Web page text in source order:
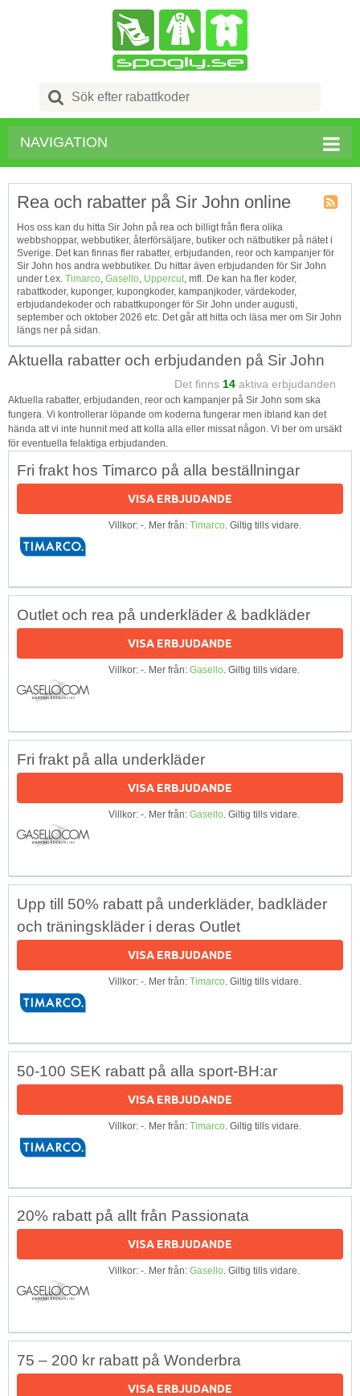
Search
for:
NAVIGATION
Tagg
RSS
Rea och rabatter på Sir John online
Hos oss kan du hitta Sir John på rea och billigt från flera olika
webbshoppar, webbutiker, återförsäljare, butiker och nätbutiker på nätet i
Sverige. Det kan finnas fler rabatter, erbjudanden, reor och kampanjer för
Sir John hos andra webbutiker. Du hittar även erbjudanden för Sir John
under t.ex. Timarco, Gasello, Uppercut, mfl. De kan ha fler koder,
rabattkoder, kuponger, kupongkoder, kampanjkoder, värdekoder,
erbjudandekoder och rabattkuponger för Sir John under augusti,
september och oktober 2026 etc. Det går att hitta och läsa mer om Sir John
längs ner på sidan.
Aktuella rabatter och erbjudanden på Sir John
Det finns 14 aktiva erbjudanden
Aktuella rabatter, erbjudanden, reor och kampanjer på Sir John som ska
fungera. Vi kontrollerar löpande om koderna fungerar men ibland kan det
hända att vi inte hunnit med att kolla alla eller missat någon. Vi ber om ursäkt
för eventuella felaktiga erbjudanden.
Fri frakt hos Timarco på alla beställningar
VISA ERBJUDANDE
Villkor: -. Mer från: Timarco. Giltig tills vidare.
Outlet och rea på underkläder & badkläder
VISA ERBJUDANDE
Villkor: -. Mer från: Gasello. Giltig tills vidare.
Fri frakt på alla underkläder
VISA ERBJUDANDE
Villkor: -. Mer från: Gasello. Giltig tills vidare.
Upp till 50% rabatt på underkläder, badkläder
och träningskläder i deras Outlet
VISA ERBJUDANDE
Villkor: -. Mer från: Timarco. Giltig tills vidare.
50-100 SEK rabatt på alla sport-BH:ar
VISA ERBJUDANDE
Villkor: -. Mer från: Timarco. Giltig tills vidare.
20% rabatt på allt från Passionata
VISA ERBJUDANDE
Villkor: -. Mer från: Gasello. Giltig tills vidare.
75 – 200 kr rabatt på Wonderbra
VISA ERBJUDANDE